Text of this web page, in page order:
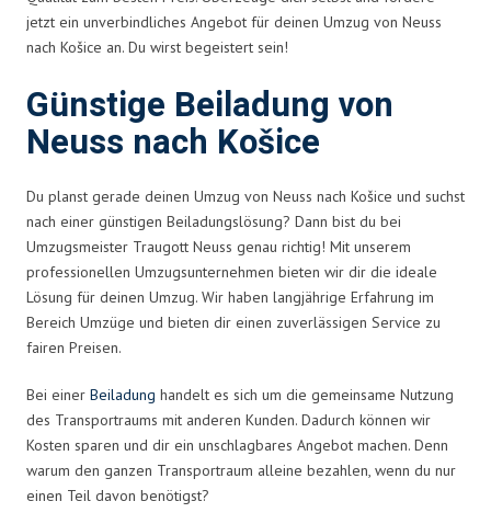
jetzt ein unverbindliches Angebot für deinen Umzug von Neuss
nach Košice an. Du wirst begeistert sein!
Günstige Beiladung von
Neuss nach Košice
Du planst gerade deinen Umzug von Neuss nach Košice und suchst
nach einer günstigen Beiladungslösung? Dann bist du bei
Umzugsmeister Traugott Neuss genau richtig! Mit unserem
professionellen Umzugsunternehmen bieten wir dir die ideale
Lösung für deinen Umzug. Wir haben langjährige Erfahrung im
Bereich Umzüge und bieten dir einen zuverlässigen Service zu
fairen Preisen.
Bei einer Beiladung handelt es sich um die gemeinsame Nutzung
des Transportraums mit anderen Kunden. Dadurch können wir
Kosten sparen und dir ein unschlagbares Angebot machen. Denn
warum den ganzen Transportraum alleine bezahlen, wenn du nur
einen Teil davon benötigst?